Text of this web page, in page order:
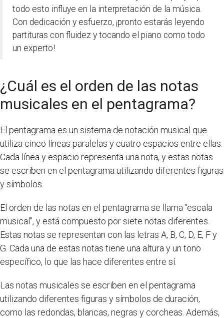
todo esto influye en la interpretación de la música.
Con dedicación y esfuerzo, ¡pronto estarás leyendo
partituras con fluidez y tocando el piano como todo
un experto!
¿Cuál es el orden de las notas
musicales en el pentagrama?
El pentagrama es un sistema de notación musical que
utiliza cinco líneas paralelas y cuatro espacios entre ellas.
Cada línea y espacio representa una nota, y estas notas
se escriben en el pentagrama utilizando diferentes figuras
y símbolos.
El orden de las notas en el pentagrama se llama "escala
musical", y está compuesto por siete notas diferentes.
Estas notas se representan con las letras A, B, C, D, E, F y
G. Cada una de estas notas tiene una altura y un tono
específico, lo que las hace diferentes entre sí.
Las notas musicales se escriben en el pentagrama
utilizando diferentes figuras y símbolos de duración,
como las redondas, blancas, negras y corcheas. Además,